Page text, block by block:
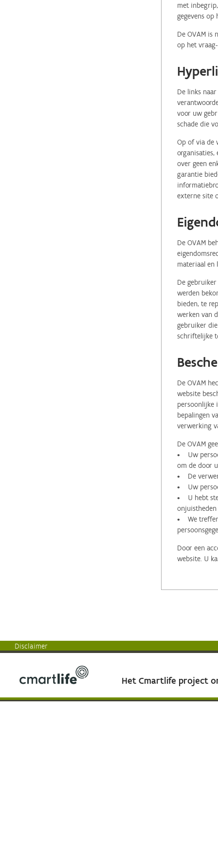
met
gegevens
De OVAM is
op het
De links
voor uw
schade die
Op of via de
organisaties,
over geen
garantie
externe site
De OVAM
materiaal en
De
werden
bieden, te
werken van
gebruiker
schriftelijke
De OVAM
website
persoonlijke
bepalingen
verwerking
De OVAM
• Uw
om de door
• De
• Uw
• U hebt
onjuistheden
• We treffen
Door een
website. U
Disclaimer
Het Cmartlife project